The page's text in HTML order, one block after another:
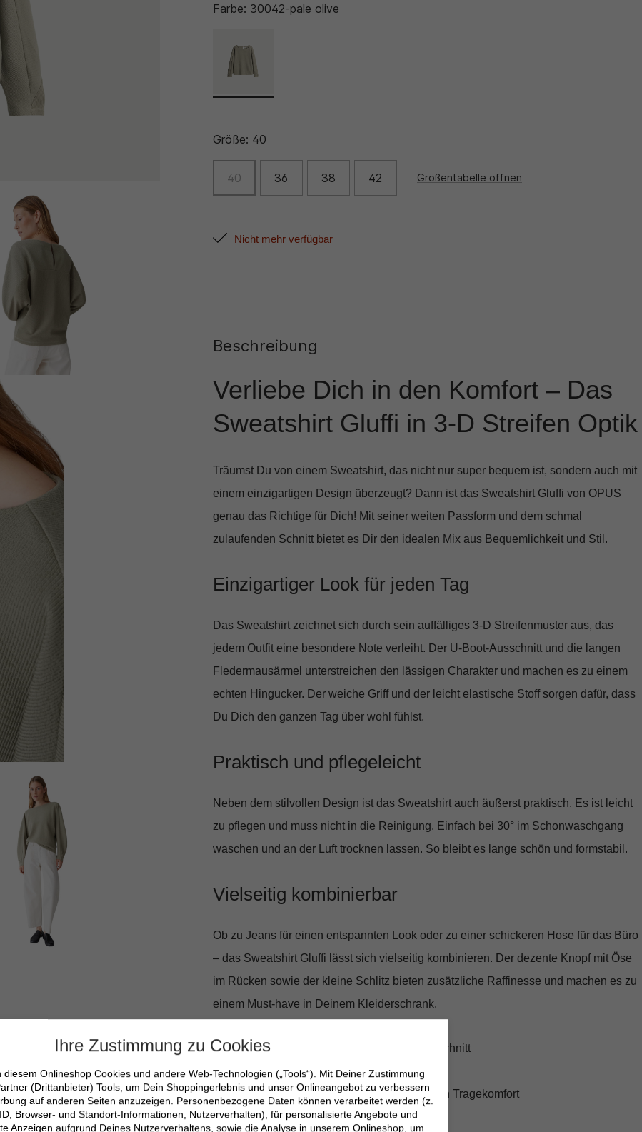
Farbe: 30042-pale olive
Größe: 40
40 36 38 42 Größentabelle öffnen
Nicht mehr verfügbar
Beschreibung
Verliebe Dich in den Komfort – Das
Sweatshirt Gluffi in 3-D Streifen Optik
Träumst Du von einem Sweatshirt, das nicht nur super bequem ist, sondern auch mit
einem einzigartigen Design überzeugt? Dann ist das Sweatshirt Gluffi von OPUS
genau das Richtige für Dich! Mit seiner weiten Passform und dem schmal
zulaufenden Schnitt bietet es Dir den idealen Mix aus Bequemlichkeit und Stil.
Einzigartiger Look für jeden Tag
Das Sweatshirt zeichnet sich durch sein auffälliges 3-D Streifenmusteraus, das
jedem Outfit eine besondere Note verleiht. Der U-Boot-Ausschnittund die langen
Fledermausärmel unterstreichen den lässigen Charakter und machen es zu einem
echten Hingucker. Der weiche Griff und der leicht elastische Stoff sorgen dafür, dass
Du Dich den ganzen Tag über wohl fühlst.
Praktisch und pflegeleicht
Neben dem stilvollen Design ist das Sweatshirt auch äußerst praktisch. Es ist leicht
zu pflegen und muss nicht in die Reinigung. Einfach bei 30° im Schonwaschgang
waschen und an der Luft trocknen lassen. So bleibt es lange schön und formstabil.
Vielseitig kombinierbar
Ob zu Jeans für einen entspannten Look oder zu einer schickeren Hose für das Büro
– das Sweatshirt Gluffi lässt sich vielseitig kombinieren. Der dezente Knopf mit Öse
im Rücken sowie der kleine Schlitz bieten zusätzliche Raffinesse und machen es zu
einem Must-have in Deinem Kleiderschrank.
Weite Passform mit schmal zulaufendem Schnitt
3-D Streifenmuster und U-Boot-Ausschnitt
Weicher, leicht elastischer Stoff für höchsten Tragekomfort
Leicht zu pflegen – ideal für den Alltag
Ihre Zustimmung zu Cookies
Onlineshop Cookies und andere Web-Technologien („Tools“). Mit Deiner Zustimmung
(Drittanbieter) Tools, um Dein Shoppingerlebnis und unser Onlineangebot zu verbessern
auf anderen Seiten anzuzeigen. Personenbezogene Daten können verarbeitet werden (z.
Browser- und Standort-Informationen, Nutzerverhalten), für personalisierte Angebote und
Anzeigen aufgrund Deines Nutzerverhaltens, sowie die Analyse in unserem Onlineshop, um